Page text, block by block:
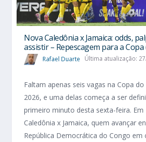
Nova Caledônia x Jamaica: odds,
assistir – Repescagem para a Copa
Rafael Duarte Última atualização:
Faltam apenas seis vagas na Copa
2026, e uma delas começa a ser
primeiro minuto desta sexta-feira. Em
Caledônia x Jamaica, quem avançar
República Democrática do Congo em